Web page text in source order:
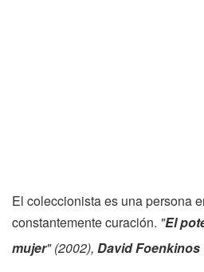
El coleccionista es una persona
constantemente curación. "El
mujer" (2002), David Foenkinos